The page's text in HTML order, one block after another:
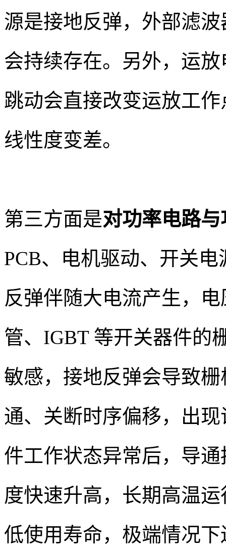
源是接地反弹，外部滤
会持续存在。另外，运
跳动会直接改变运放工
线性度变差。
第三方面是对功率电路
PCB、电机驱动、开关
反弹伴随大电流产生，
管、IGBT 等开关器件的
敏感，接地反弹会导致
通、关断时序偏移，出
件工作状态异常后，导
度快速升高，长期高温
低使用寿命，极端情况